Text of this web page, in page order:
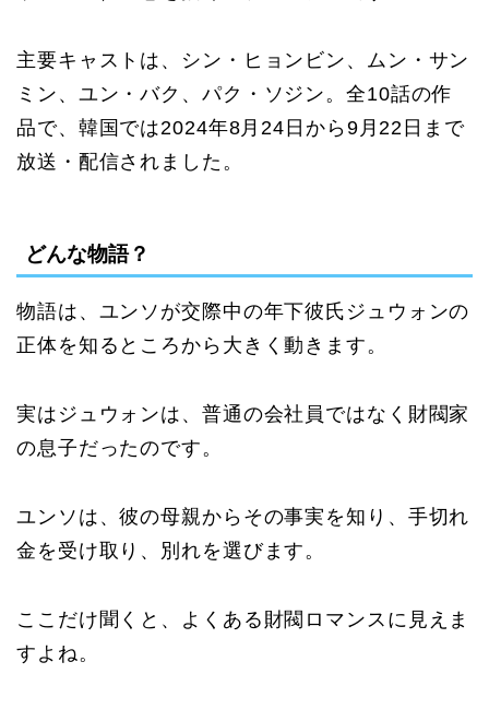
主要キャストは、シン・ヒョンビン、ムン・サン
ミン、ユン・バク、パク・ソジン。全10話の作
品で、韓国では2024年8月24日から9月22日まで
放送・配信されました。
どんな物語？
物語は、ユンソが交際中の年下彼氏ジュウォンの
正体を知るところから大きく動きます。
実はジュウォンは、普通の会社員ではなく財閥家
の息子だったのです。
ユンソは、彼の母親からその事実を知り、手切れ
金を受け取り、別れを選びます。
ここだけ聞くと、よくある財閥ロマンスに見えま
すよね。